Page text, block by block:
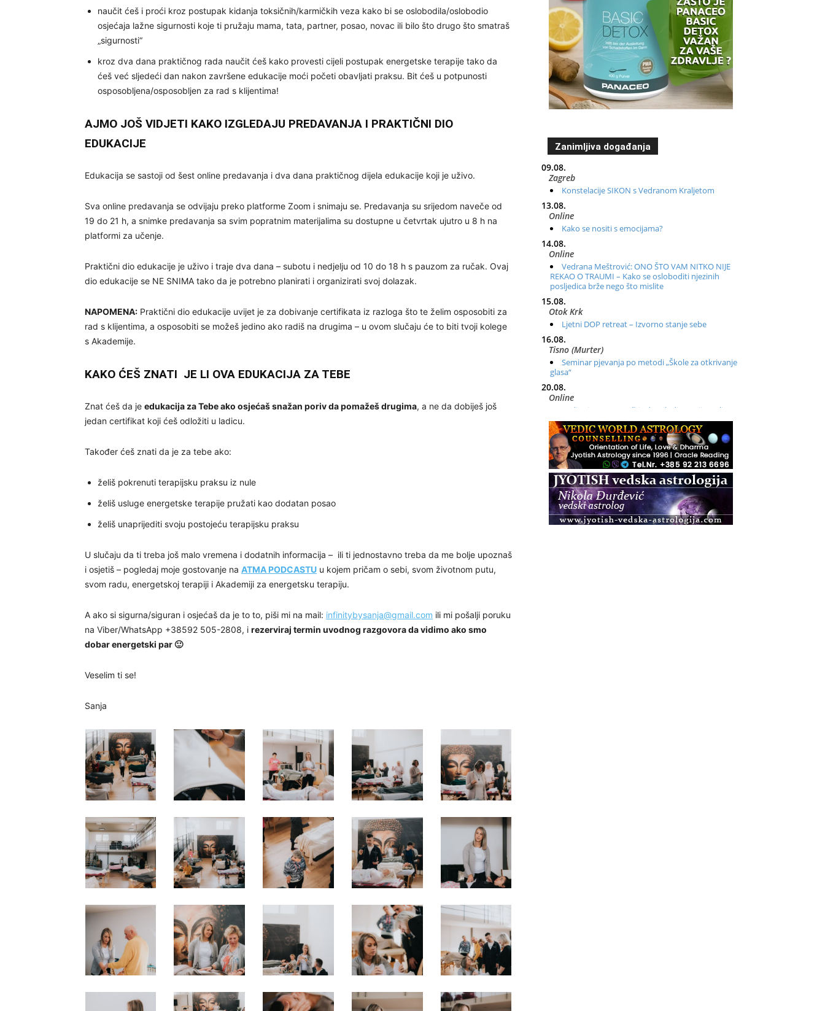
naučit ćeš i proći kroz postupak kidanja toksičnih/karmičkih veza kako bi se oslobodila/oslobodio
osjećaja lažne sigurnosti koje ti pružaju mama, tata, partner, posao, novac ili bilo što drugo što smatraš
„sigurnosti“
kroz dva dana praktičnog rada naučit ćeš kako provesti cijeli postupak energetske terapije tako da
ćeš već sljedeći dan nakon završene edukacije moći početi obavljati praksu. Bit ćeš u potpunosti
osposobljena/osposobljen za rad s klijentima!
AJMO JOŠ VIDJETI KAKO IZGLEDAJU PREDAVANJA I PRAKTIČNI DIO
EDUKACIJE
Edukacija se sastoji od šest online predavanja i dva dana praktičnog dijela edukacije koji je uživo.
Sva online predavanja se odvijaju preko platforme Zoom i snimaju se. Predavanja su srijedom naveče od
19 do 21 h, a snimke predavanja sa svim popratnim materijalima su dostupne u četvrtak ujutro u 8 h na
platformi za učenje.
Praktični dio edukacije je uživo i traje dva dana – subotu i nedjelju od 10 do 18 h s pauzom za ručak. Ovaj
dio edukacije se NE SNIMA tako da je potrebno planirati i organizirati svoj dolazak.
NAPOMENA: Praktični dio edukacije uvijet je za dobivanje certifikata iz razloga što te želim osposobiti za
rad s klijentima, a osposobiti se možeš jedino ako radiš na drugima – u ovom slučaju će to biti tvoji kolege
s Akademije.
KAKO ĆEŠ ZNATI JE LI OVA EDUKACIJA ZA TEBE
Znat ćeš da je edukacija za Tebe ako osjećaš snažan poriv da pomažeš drugima, a ne da dobiješ još
jedan certifikat koji ćeš odložiti u ladicu.
Također ćeš znati da je za tebe ako:
želiš pokrenuti terapijsku praksu iz nule
želiš usluge energetske terapije pružati kao dodatan posao
želiš unaprijediti svoju postojeću terapijsku praksu
U slučaju da ti treba još malo vremena i dodatnih informacija – ili ti jednostavno treba da me bolje upoznaš
i osjetiš – pogledaj moje gostovanje na ATMA PODCASTU u kojem pričam o sebi, svom životnom putu,
svom radu, energetskoj terapiji i Akademiji za energetsku terapiju.
A ako si sigurna/siguran i osjećaš da je to to, piši mi na mail: infinitybysanja@gmail.com ili mi pošalji poruku
na Viber/WhatsApp +38592 505-2808, i rezerviraj termin uvodnog razgovora da vidimo ako smo
dobar energetski par 🙂
Veselim ti se!
Sanja
Zanimljiva događanja
09.08.
Zagreb
Konstelacije SIKON s Vedranom Kraljetom
13.08.
Online
Kako se nositi s emocijama?
14.08.
Online
Vedrana Meštrović: ONO ŠTO VAM NITKO NIJE
REKAO O TRAUMI – Kako se osloboditi njezinih
posljedica brže nego što mislite
15.08.
Otok Krk
Ljetni DOP retreat – Izvorno stanje sebe
16.08.
Tisno (Murter)
Seminar pjevanja po metodi „Škole za otkrivanje
glasa“
20.08.
Online
Radionica: Pomagači iz drugih dimenzija Online –
otvoreno za sve
21.08.
Zagreb+Online
Osnovni ThetaHealing® tečaj, Zagreb i Online
22.08.
Pula
Access BARS®, otpusti stres
23.08.
Pula